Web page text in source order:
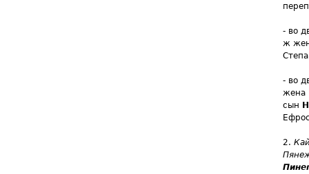
- во
ж
- во
жена
сын
2.